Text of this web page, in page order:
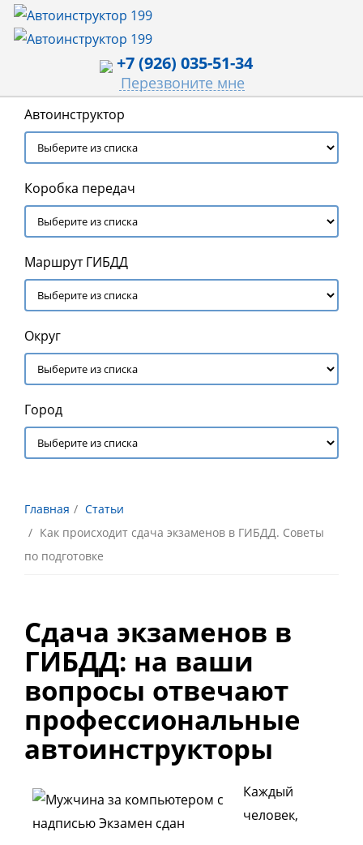
+7 (926) 035-51-34
Перезвоните мне
Автоинструктор
Коробка передач
Маршрут ГИБДД
Округ
Город
Главная
Статьи
Как происходит сдача экзаменов в ГИБДД. Советы
по подготовке
Сдача экзаменов в
ГИБДД: на ваши
вопросы отвечают
профессиональные
автоинструкторы
Каждый
человек,